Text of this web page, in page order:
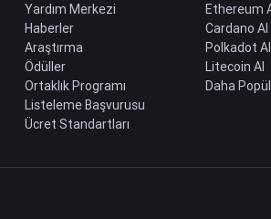
Yardım Merkezi
Haberler
Araştırma
Ödüller
Ortaklık Programı
Listeleme Başvurusu
Ücret Standartları
Ethereum
Cardano Al
Polkadot Al
Litecoin Al
Daha